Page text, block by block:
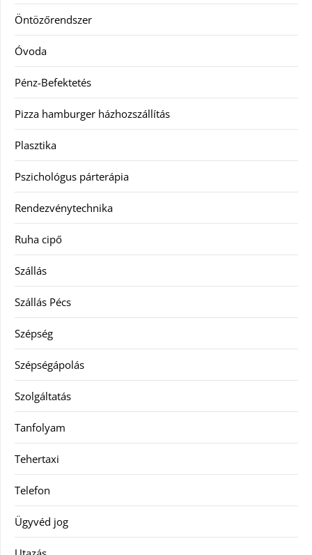
Öntözőrendszer
Óvoda
Pénz-Befektetés
Pizza hamburger házhozszállítás
Plasztika
Pszichológus párterápia
Rendezvénytechnika
Ruha cipő
Szállás
Szállás Pécs
Szépség
Szépségápolás
Szolgáltatás
Tanfolyam
Tehertaxi
Telefon
Ügyvéd jog